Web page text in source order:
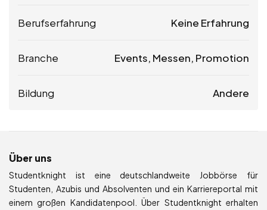
Berufserfahrung Keine Erfahrung
Branche Events, Messen, Promotion
Bildung Andere
Über uns
Studentknight ist eine deutschlandweite Jobbörse für
Studenten, Azubis und Absolventen und ein Karriereportal mit
einem großen Kandidatenpool. Über Studentknight erhalten